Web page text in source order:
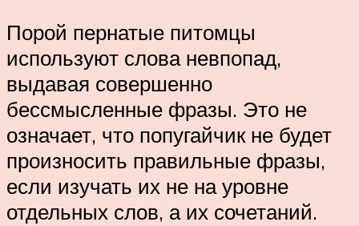
Порой пернатые питомцы
используют слова невпопад,
выдавая совершенно
бессмысленные фразы. Это не
означает, что попугайчик не будет
произносить правильные фразы,
если изучать их не на уровне
отдельных слов, а их сочетаний.